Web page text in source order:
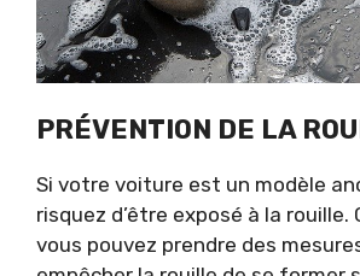
PRÉVENTION DE LA
Si votre voiture est un modèle
risquez d’être exposé à la rouille.
vous pouvez prendre des